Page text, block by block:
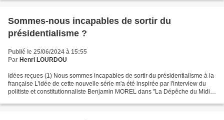
Sommes-nous incapables de sortir du
présidentialisme ?
Publié le 25/06/2024 à 15:55
Par Henri LOURDOU
Idées reçues (1) Nous sommes incapables de sortir du présidentialisme à la
française L'idée de cette nouvelle série m'a été inspirée par l'interview du
politiste et constitutionnaliste Benjamin MOREL dans "La Dépêche du Midi"